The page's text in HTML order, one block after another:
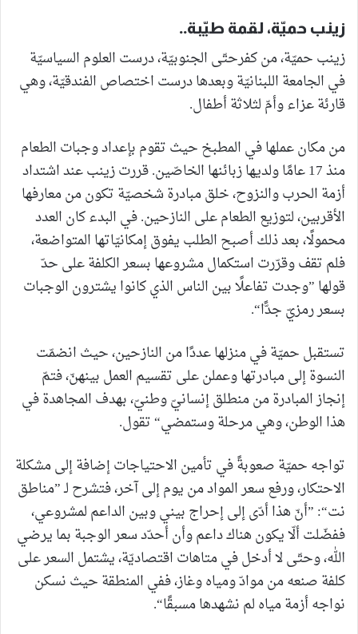
زينب حميّة، لقمة طيّبة..
زينب حميّة، من كفرحتّى الجنوبيّة، درست العلوم السياسيّة
في الجامعة اللبنانيّة وبعدها درست اختصاص الفندقيّة، وهي
قارئة عزاء وأمّ لثلاثة أطفال.
من مكان عملها في المطبخ حيث تقوم بإعداد وجبات الطعام
منذ 17 عامًا ولديها زبائنها الخاصّين. قررت زينب عند اشتداد
أزمة الحرب والنزوح، خلق مبادرة شخصيّة تكون من معارفها
الأقربين، لتوزيع الطعام على النازحين. في البدء كان العدد
محمولًا، بعد ذلك أصبح الطلب يفوق إمكانيّاتها المتواضعة،
فلم تقف وقرّرت استكمال مشروعها بسعر الكلفة على حدّ
قولها ”وجدت تفاعلًا بين الناس الذي كانوا يشترون الوجبات
بسعر رمزيّ جدًّا“.
تستقبل حميّة في منزلها عددًا من النازحين، حيث انضمّت
النسوة إلى مبادرتها وعملن على تقسيم العمل بينهنّ، فتمّ
إنجاز المبادرة من منطلق إنسانيّ وطنيّ، بهدف المجاهدة في
هذا الوطن، وهي مرحلة وستمضي“ تقول.
تواجه حميّة صعوبةً في تأمين الاحتياجات إضافة إلى مشكلة
الاحتكار، ورفع سعر المواد من يوم إلى آخر، فتشرح لـ ”مناطق
نت“: ”أنّ هذا أدّى إلى إحراج بيني وبين الداعم لمشروعي،
ففضّلت ألّا يكون هناك داعم وأن أحدّد سعر الوجبة بما يرضي
الله، وحتّى لا أدخل في متاهات اقتصاديّة، يشتمل السعر على
كلفة صنعه من موادّ ومياه وغاز، ففي المنطقة حيث نسكن
نواجه أزمة مياه لم نشهدها مسبقًا“.